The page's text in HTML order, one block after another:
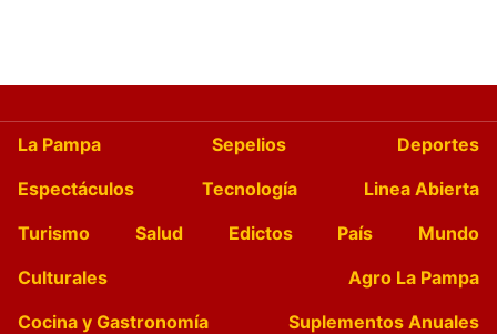
La Pampa Sepelios
Deportes
Espectáculos
Tecnología
Linea Abierta
Turismo
Salud Edictos País
Mundo
Culturales
Agro La Pampa
Cocina y Gastronomía
Suplementos Anuales